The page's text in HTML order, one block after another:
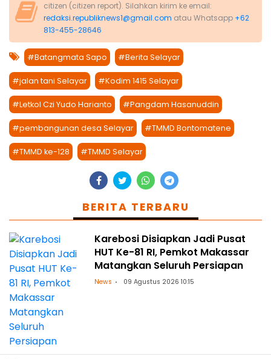
citizen (citizen report). Silahkan kirim ke email:
redaksi.republiknews1@gmail.com atau Whatsapp +62
813-455-28646
#Batangmata Sapo #Berita Selayar
#jalan tani Selayar #Kodim 1415 Selayar
#Letkol Czi Yudo Harianto #Pangdam Hasanuddin
#pembangunan desa Selayar #TMMD Bontomatene
#TMMD ke-128 #TMMD Selayar
BERITA TERBARU
Karebosi Disiapkan Jadi Pusat
HUT Ke-81 RI, Pemkot Makassar
Matangkan Seluruh Persiapan
News 09 Agustus 2026 10:15